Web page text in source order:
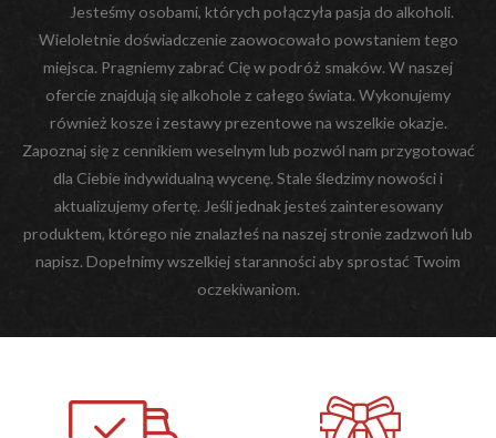
Jesteśmy osobami, których połączyła pasja do alkoholi.
Wieloletnie doświadczenie zaowocowało powstaniem tego
miejsca. Pragniemy zabrać Cię w podróż smaków. W naszej
ofercie znajdują się alkohole z całego świata. Wykonujemy
również kosze i zestawy prezentowe na wszelkie okazje.
Zapoznaj się z cennikiem weselnym lub pozwól nam przygotować
dla Ciebie indywidualną wycenę. Stale śledzimy nowości i
aktualizujemy ofertę. Jeśli jednak jesteś zainteresowany
produktem, którego nie znalazłeś na naszej stronie zadzwoń lub
napisz. Dopełnimy wszelkiej staranności aby sprostać Twoim
oczekiwaniom.